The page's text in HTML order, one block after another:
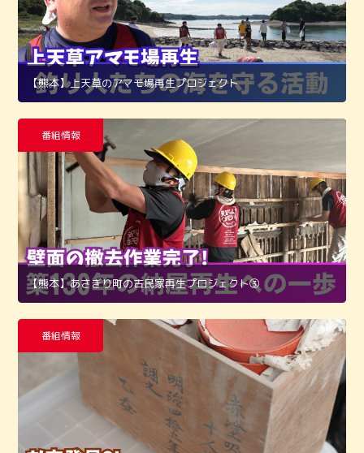
【熊本】上天草のアマモ場再生プロジェクト
番組情報
【熊本】あさぎり町の古民家再生プロジェクト➂
番組情報